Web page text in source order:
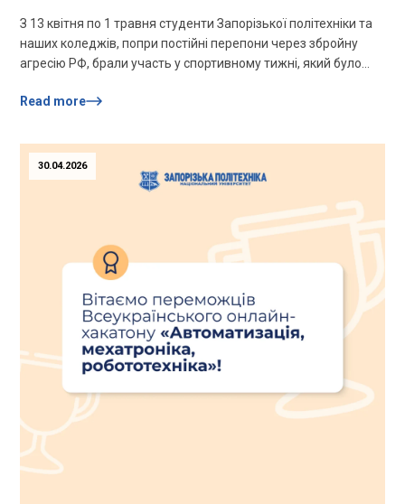
З 13 квітня по 1 травня студенти Запорізької політехніки та
наших коледжів, попри постійні перепони через збройну
агресію РФ, брали участь у спортивному тижні, який було
студентського самоврядування, а також за підтримки
видів спорту. Наші переможці: Бадмінтон:1 місце —
Олександр Понєдєльнік (УФКС–113)2 місце […]
Read more
30.04.2026